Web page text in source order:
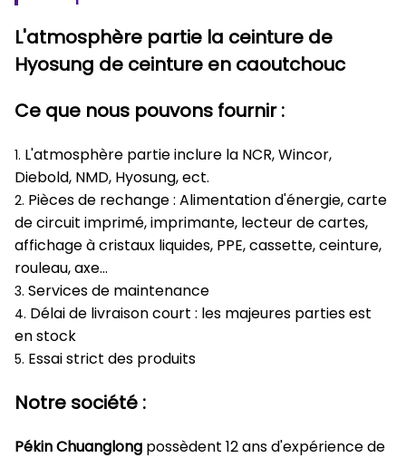
L'atmosphère partie la ceinture de
Hyosung de ceinture en caoutchouc
Ce que nous pouvons fournir :
1. L'atmosphère partie inclure la NCR, Wincor,
Diebold, NMD, Hyosung, ect.
2. Pièces de rechange : Alimentation d'énergie, carte
de circuit imprimé, imprimante, lecteur de cartes,
affichage à cristaux liquides, PPE, cassette, ceinture,
rouleau, axe…
3. Services de maintenance
4. Délai de livraison court : les majeures parties est
en stock
5. Essai strict des produits
Notre société :
Pékin Chuanglong possèdent 12 ans d'expérience de